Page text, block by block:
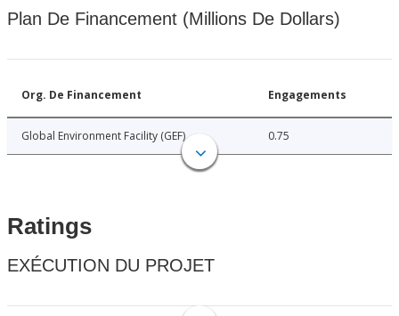
Plan De Financement (Millions De Dollars)
Org. De Financement Engagements
Global Environment Facility (GEF) 0.75
Ratings
EXÉCUTION DU PROJET